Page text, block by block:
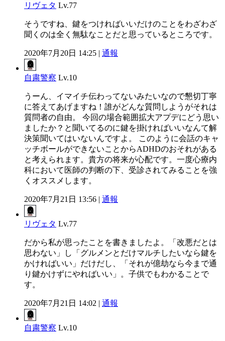
リヴェタ Lv.77
そうですね、鍵をつければいいだけのことをわざわざ
聞くのは全く無駄なことだと思っているところです。
2020年7月20日 14:25 | 通報
自粛警察 Lv.10
うーん、イマイチ伝わってないみたいなので懇切丁寧
に答えてあげますね！誰がどんな質問しようがそれは
質問者の自由。 今回の場合範囲拡大アプデにどう思い
ましたか？と聞いてるのに鍵を掛ければいいなんて解
決策聞いてはいないんですよ。 このように会話のキャ
ッチボールができないことからADHDのおそれがある
と考えられます。貴方の将来が心配です。一度心療内
科において医師の判断の下、受診されてみることを強
くオススメします。
2020年7月21日 13:56 | 通報
リヴェタ Lv.77
だから私が思ったことを書きましたよ。「改悪だとは
思わない」し「グルメンとだけマルチしたいなら鍵を
かければいい」だけだし、「それが億劫なら今まで通
り鍵かけずにやればいい」。子供でもわかることで
す。
2020年7月21日 14:02 | 通報
自粛警察 Lv.10